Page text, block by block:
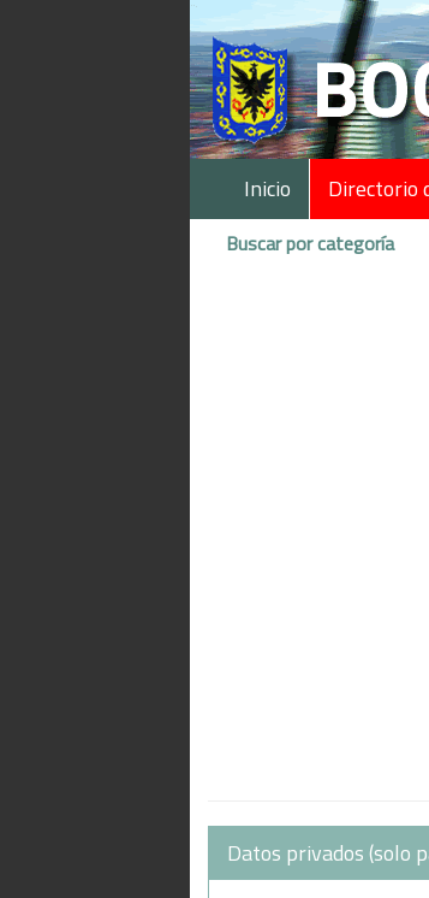
Inicio Directorio
Buscar por categoría
Datos privados (solo